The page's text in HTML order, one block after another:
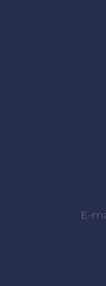
E-